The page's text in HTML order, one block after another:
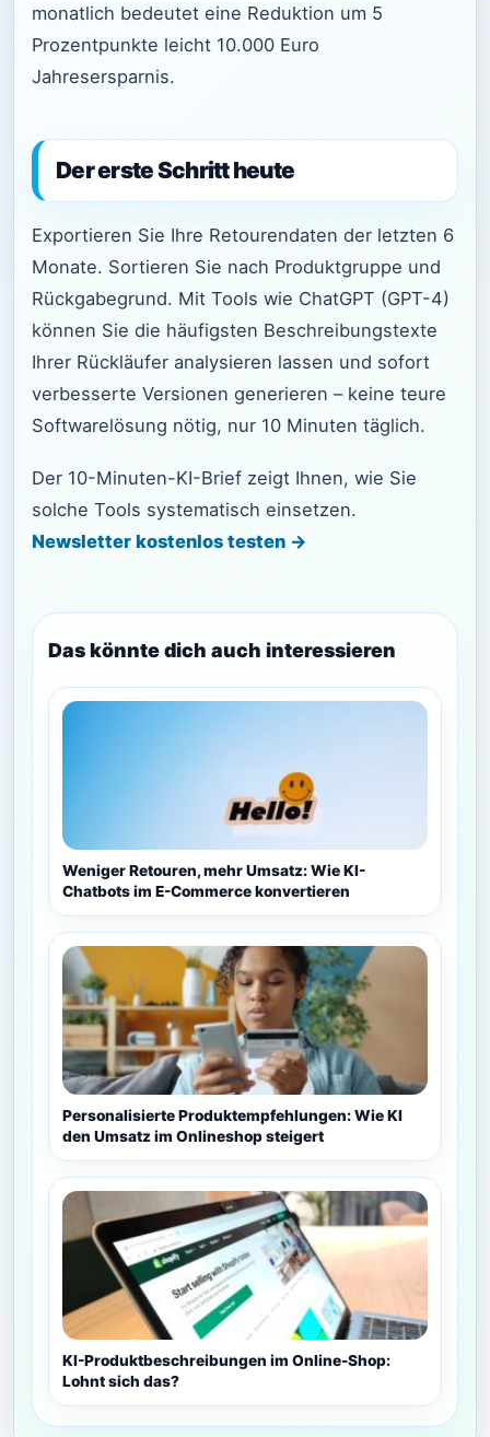
monatlich bedeutet eine Reduktion um 5
Prozentpunkte leicht 10.000 Euro
Jahresersparnis.
Der erste Schritt heute
Exportieren Sie Ihre Retourendaten der letzten 6
Monate. Sortieren Sie nach Produktgruppe und
Rückgabegrund. Mit Tools wie ChatGPT (GPT-4)
können Sie die häufigsten Beschreibungstexte
Ihrer Rückläufer analysieren lassen und sofort
verbesserte Versionen generieren – keine teure
Softwarelösung nötig, nur 10 Minuten täglich.
Der 10-Minuten-KI-Brief zeigt Ihnen, wie Sie
solche Tools systematisch einsetzen.
Newsletter kostenlos testen →
Das könnte dich auch interessieren
Weniger Retouren, mehr Umsatz: Wie KI-
Chatbots im E-Commerce konvertieren
Personalisierte Produktempfehlungen: Wie KI
den Umsatz im Onlineshop steigert
KI-Produktbeschreibungen im Online-Shop:
Lohnt sich das?